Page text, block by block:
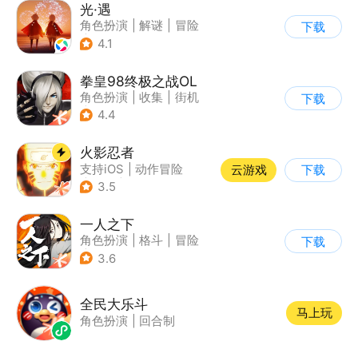
光·遇
角色扮演 解谜
冒险
| 开放世界
4.1
下载
拳皇98终极之战OL
角色扮演 收集
街机
| 拳皇
4.4
下载
火影忍者
支持iOS
动作冒险
| 格斗
3.5
云游戏 下载
一人之下
角色扮演 格斗
冒险
| 一人之下
3.6
下载
全民大乐斗
角色扮演 回合制
马上玩